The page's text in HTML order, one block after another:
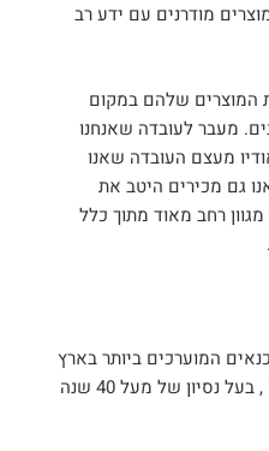
מודרנים עם ידע רב
המוצרים שלהם במקום
מעבר לעובדה שאנחנו
מעצם העובדה שאנו
גם מכירים היטב את
רחב מאוד מתוך כלל
המוערכים ביותר בארץ
״בכור בן עזרי״ הידוע בתור ״בכור" , בעל נסיון של מעל 40 שנה